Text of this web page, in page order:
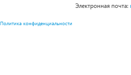
Электронная почта:
Политика конфиденциальности